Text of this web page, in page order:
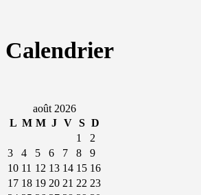
Calendrier
août 2026
L M M J V S D
1
2
3
4 5 6 7 8
9
10 11 12 13 14 15 16
17 18 19 20 21 22 23